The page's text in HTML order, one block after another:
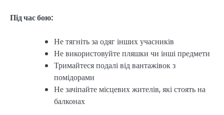
Під час бою:
Не тягніть за одяг інших учасників
Не використовуйте пляшки чи інші предмети
Тримайтеся подалі від вантажівок з
помідорами
Не зачіпайте місцевих жителів, які стоять на
балконах